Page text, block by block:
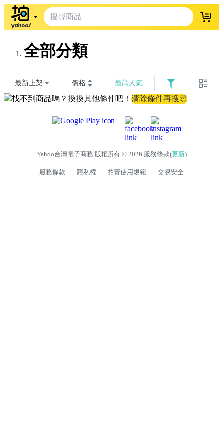
登入
全部分類
最新上架 價格 最高人氣
找不到商品嗎？換換其他條件吧！ 清除條件再搜尋
Yahoo台灣電子商務 版權所有 © 2026 服務條款(更新)
服務條款 | 隱私權 | 拍賣使用規範 | 交易安全